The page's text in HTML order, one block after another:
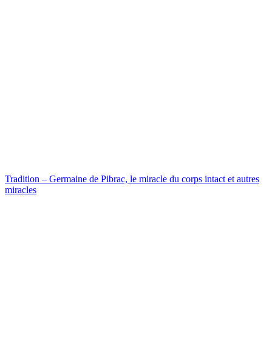
Tradition – Germaine de Pibrac, le miracle du corps intact et autres
miracles